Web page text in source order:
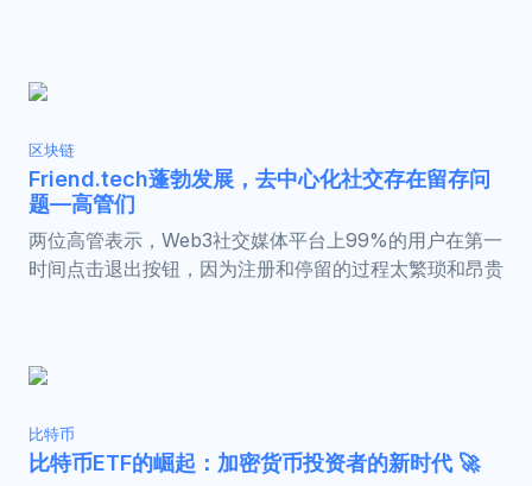
区块链
Friend.tech蓬勃发展，去中心化社交存在留存问
题—高管们
两位高管表示，Web3社交媒体平台上99%的用户在第一
时间点击退出按钮，因为注册和停留的过程太繁琐和昂贵
比特币
比特币ETF的崛起：加密货币投资者的新时代 🚀